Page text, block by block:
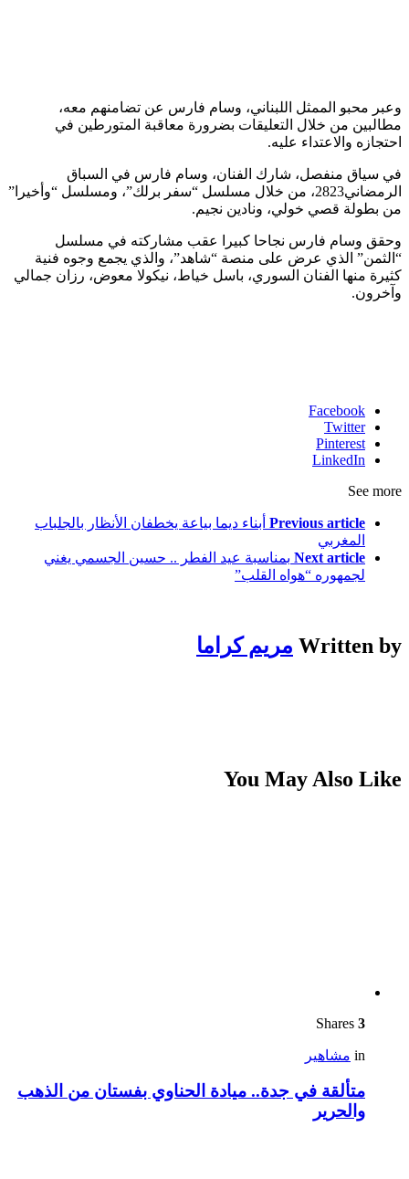
وعبر محبو الممثل اللبناني، وسام فارس عن تضامنهم معه،
مطالبين من خلال التعليقات بضرورة معاقبة المتورطين في
احتجازه والاعتداء عليه.
في سياق منفصل، شارك الفنان، وسام فارس في السباق
الرمضاني2823، من خلال مسلسل “سفر برلك”، ومسلسل “وأخيرا”
من بطولة قصي خولي، ونادين نجيم.
وحقق وسام فارس نجاحا كبيرا عقب مشاركته في مسلسل
“الثمن” الذي عرض على منصة “شاهد”، والذي يجمع وجوه فنية
كثيرة منها الفنان السوري، باسل خياط، نيكولا معوض، رزان جمالي
وآخرون.
Facebook
Twitter
Pinterest
LinkedIn
See more
Previous article أبناء ديما بياعة يخطفان الأنظار بالجلباب
المغربي
Next article بمناسبة عيد الفطر .. حسين الجسمي يغني
لجمهوره “هواه القلب”
Written by مريم كراما
You May Also Like
3
in مشاهير
متألقة في جدة.. ميادة الحناوي بفستان من الذهب
والحرير